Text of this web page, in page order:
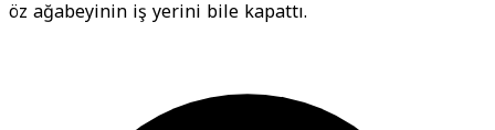
öz ağabeyinin iş yerini bile kapattı.